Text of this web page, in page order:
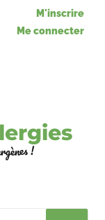
M'inscrire
Me connecter
!